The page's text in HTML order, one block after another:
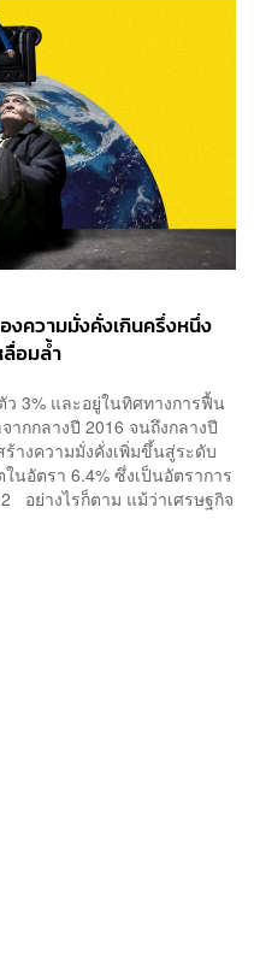
งความมั่งคั่งเกินครึ่งหนึ่ง
อมล้ำ
3% และอยู่ในทิศทางการฟื้น
กกลางปี 2016 จนถึงกลางปี
างความมั่งคั่งเพิ่มขึ้นสู่ระดับ
นอัตรา 6.4% ซึ่งเป็นอัตราการ
อย่างไรก็ตาม แม้ว่าเศรษฐกิจ